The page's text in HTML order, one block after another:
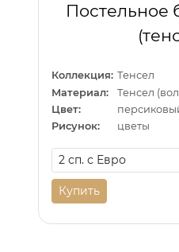
Постельное
Коллекция: Тенсел
Материал:
Тенсел
Цвет:
Рисунок:
цветы
Купить